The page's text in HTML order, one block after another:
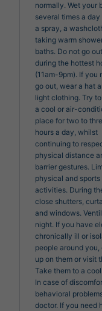
normally. Wet your
several times a day
a spray, a
taking warm
baths. Do not go out
during the hottest
(11am-9pm). If you
go out, wear a hat
light clothing. Try
a cool or air-
place for two to
hours a day, whilst
continuing to
physical distance
barrier gestures.
physical and sports
activities. During
close shutters,
and windows.
night. If you have
chronically ill or
people around
up on them or visit
Take them to a
In case of
behavioral
doctor. If you need